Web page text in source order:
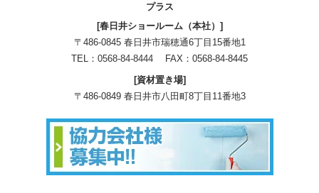
プラス
[春日井ショールーム（本社）]
〒486-0845 春日井市瑞穂通6丁目15番地1
TEL： 0568-84-8444 FAX：0568-84-8445
[資材置き場]
〒486-0849 春日井市八田町8丁目11番地3